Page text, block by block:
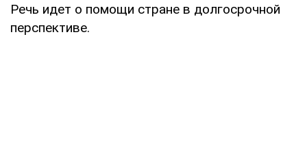
Речь идет о помощи стране в долгосрочной
перспективе.